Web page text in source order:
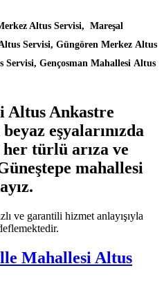
Altus Servisi, Mareşal
Servisi, Güngören Merkez Altus
Servisi, Gençosman Mahallesi Altus
Altus Ankastre
eşyalarınızda
türlü arıza ve
mahallesi
ve garantili hizmet anlayışıyla
Mahallesi Altus